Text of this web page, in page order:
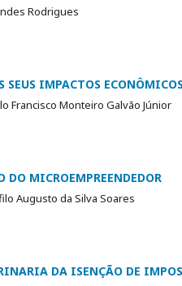
Rodrigues
SEUS IMPACTOS
Francisco Monteiro Galvão Júnior
DO MICROEMPREENDEDOR
Augusto da Silva Soares
DA ISENÇÃO DE